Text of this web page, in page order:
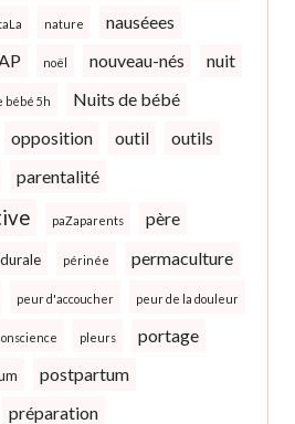
nature nauséees
noël nouveau-nés
nuit
bébé 5h Nuits de bébé
opposition outil outils
parentalité
paZaparents père
périnée
permaculture
peur d'accoucher peur de la douleur
pleurs portage
postpartum
préparation